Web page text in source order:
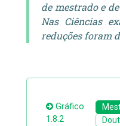
de mestrado e
Nas Ciências
reduções foram
Gráfico
1.8.2